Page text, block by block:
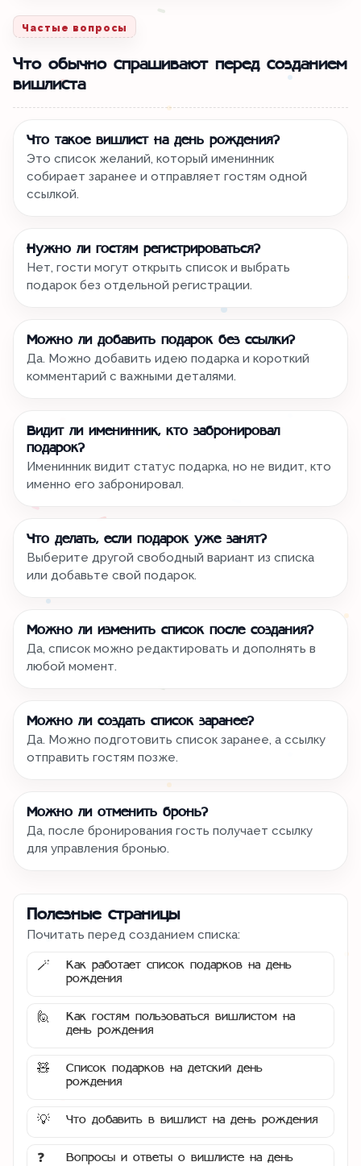
Частые вопросы
Что обычно спрашивают перед созданием
вишлиста
Что такое вишлист на день рождения?
Это список желаний, который именинник
собирает заранее и отправляет гостям одной
ссылкой.
Нужно ли гостям регистрироваться?
Нет, гости могут открыть список и выбрать
подарок без отдельной регистрации.
Можно ли добавить подарок без ссылки?
Да. Можно добавить идею подарка и короткий
комментарий с важными деталями.
Видит ли именинник, кто забронировал
подарок?
Именинник видит статус подарка, но не видит, кто
именно его забронировал.
Что делать, если подарок уже занят?
Выберите другой свободный вариант из списка
или добавьте свой подарок.
Можно ли изменить список после создания?
Да, список можно редактировать и дополнять в
любой момент.
Можно ли создать список заранее?
Да. Можно подготовить список заранее, а ссылку
отправить гостям позже.
Можно ли отменить бронь?
Да, после бронирования гость получает ссылку
для управления бронью.
Полезные страницы
Почитать перед созданием списка:
🪄
Как работает список подарков на день
рождения
🙋
Как гостям пользоваться вишлистом на
день рождения
🧸
Список подарков на детский день
рождения
💡 Что добавить в вишлист на день рождения
❓
Вопросы и ответы о вишлисте на день